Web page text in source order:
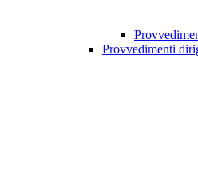
Provvedimenti